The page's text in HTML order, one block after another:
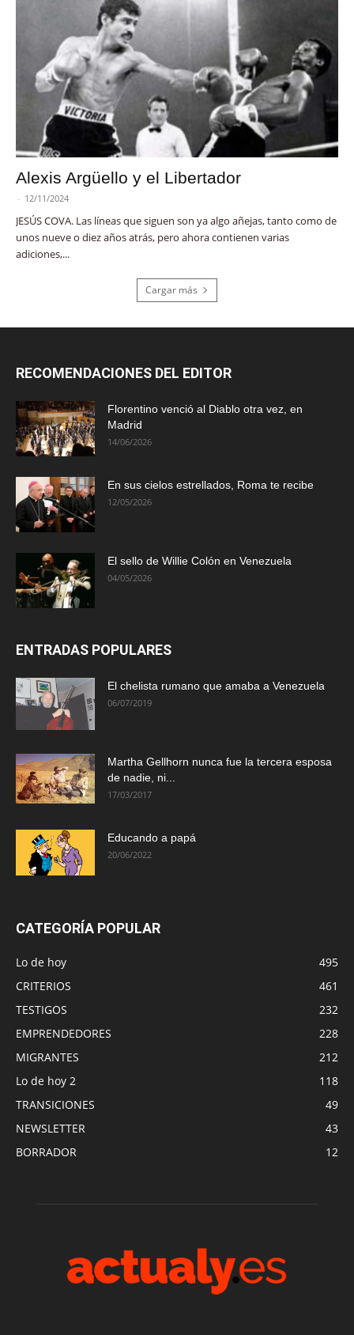
Alexis Argüello y el Libertador
- 12/11/2024
JESÚS COVA. Las líneas que siguen son ya algo añejas, tanto como de
unos nueve o diez años atrás, pero ahora contienen varias
adiciones,...
Cargar más
RECOMENDACIONES DEL EDITOR
Florentino venció al Diablo otra vez, en
Madrid
14/06/2026
En sus cielos estrellados, Roma te recibe
12/05/2026
El sello de Willie Colón en Venezuela
04/05/2026
ENTRADAS POPULARES
El chelista rumano que amaba a Venezuela
06/07/2019
Martha Gellhorn nunca fue la tercera esposa
de nadie, ni...
17/03/2017
Educando a papá
20/06/2022
CATEGORÍA POPULAR
Lo de hoy
495
CRITERIOS
461
TESTIGOS
232
EMPRENDEDORES
228
MIGRANTES
212
Lo de hoy 2
118
TRANSICIONES
49
NEWSLETTER
43
BORRADOR
12